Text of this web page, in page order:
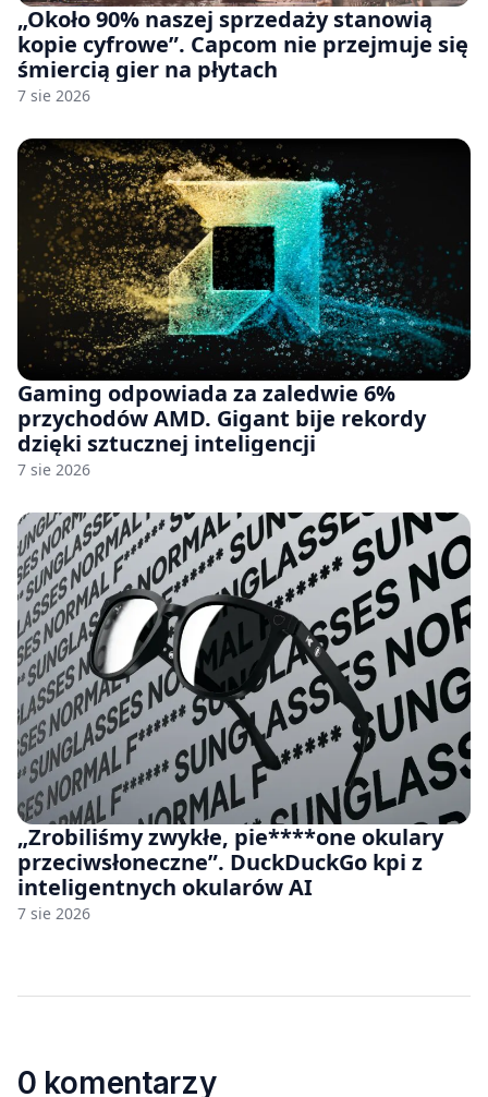
„Około 90% naszej sprzedaży stanowią
kopie cyfrowe”. Capcom nie przejmuje się
śmiercią gier na płytach
7 sie 2026
Gaming odpowiada za zaledwie 6%
przychodów AMD. Gigant bije rekordy
dzięki sztucznej inteligencji
7 sie 2026
„Zrobiliśmy zwykłe, pie****one okulary
przeciwsłoneczne”. DuckDuckGo kpi z
inteligentnych okularów AI
7 sie 2026
0 komentarzy